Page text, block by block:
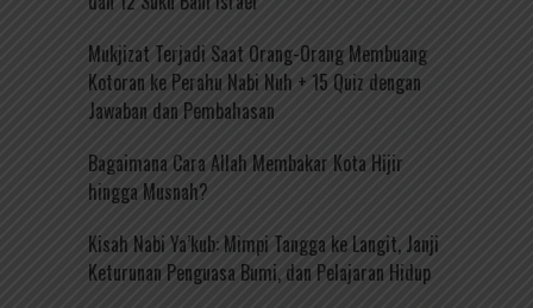
Mukjizat Terjadi Saat Orang-Orang Membuang
Kotoran ke Perahu Nabi Nuh + 15 Quiz dengan
Jawaban dan Pembahasan
Bagaimana Cara Allah Membakar Kota Hijir
hingga Musnah?
Kisah Nabi Ya’kub: Mimpi Tangga ke Langit, Janji
Keturunan Penguasa Bumi, dan Pelajaran Hidup